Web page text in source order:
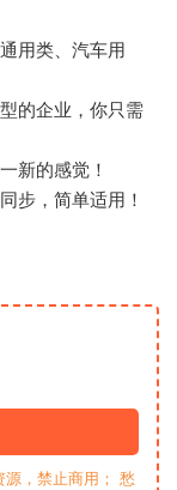
用类、汽车用
的企业，你只需
新的感觉！
步，简单适用！
源，禁止商用； 愁